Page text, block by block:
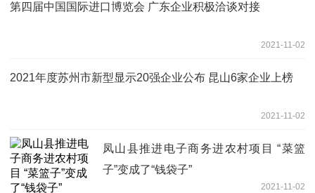
第四届中国国际进口博览会 广东企业积极洽谈对接
2021-11-02
2021年度苏州市新型显示20强企业公布 昆山6家企业上榜
2021-11-02
凤山县推进电子商务进农村项目 “菜篮
子”变成了“钱袋子”
2021-11-02